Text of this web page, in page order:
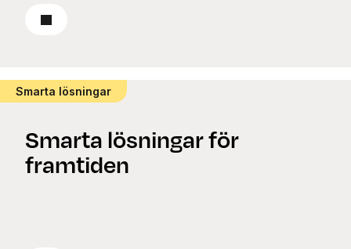
Läs om nyproduktion
Smarta lösningar
Smarta lösningar för
framtiden